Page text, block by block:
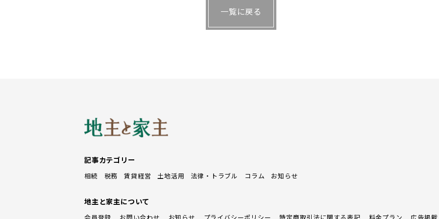
一覧に戻る
記事カテゴリー
相続 税務 賃貸経営 土地活用 法律・トラブル コラム お知らせ
地主と家主について